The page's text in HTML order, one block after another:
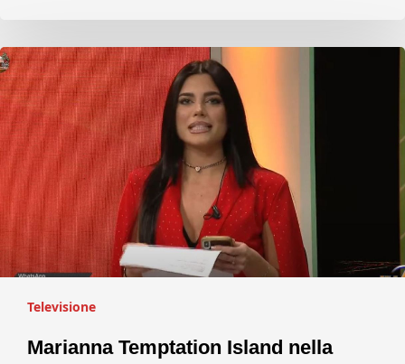
Televisione
Marianna Temptation Island nella